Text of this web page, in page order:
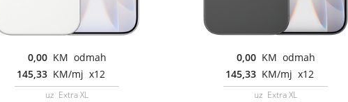
0,00 KM odmah
145,33 KM/mj x12
uz Extra XL
0,00 KM odmah
145,33 KM/mj x12
uz Extra XL